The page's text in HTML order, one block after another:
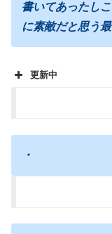
書いてあったし
に素敵だと思う
更新中
・